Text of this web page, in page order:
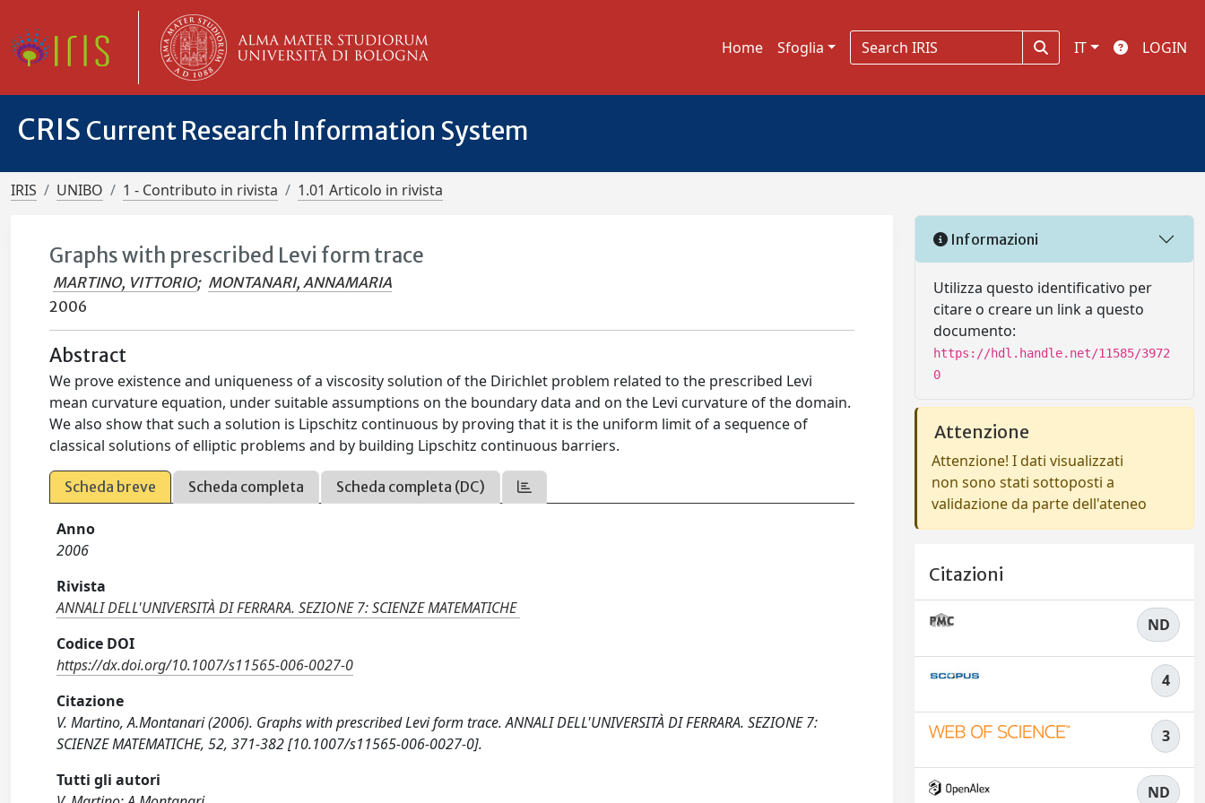
Home Sfoglia IT LOGIN
CRIS Current Research Information System
IRIS UNIBO 1 - Contributo in rivista 1.01 Articolo in rivista
Graphs with prescribed Levi form trace
MARTINO, VITTORIO; MONTANARI, ANNAMARIA
2006
Abstract
We prove existence and uniqueness of a viscosity solution of the Dirichlet problem related to the prescribed Levi
mean curvature equation, under suitable assumptions on the boundary data and on the Levi curvature of the domain.
We also show that such a solution is Lipschitz continuous by proving that it is the uniform limit of a sequence of
classical solutions of elliptic problems and by building Lipschitz continuous barriers.
Scheda breve Scheda completa Scheda completa (DC)
Anno
2006
Rivista
ANNALI DELL'UNIVERSITÀ DI FERRARA. SEZIONE 7: SCIENZE MATEMATICHE
Codice DOI
https://dx.doi.org/10.1007/s11565-006-0027-0
Citazione
V. Martino, A.Montanari (2006). Graphs with prescribed Levi form trace. ANNALI DELL'UNIVERSITÀ DI FERRARA. SEZIONE 7:
SCIENZE MATEMATICHE, 52, 371-382 [10.1007/s11565-006-0027-0].
Tutti gli autori
Informazioni
Utilizza questo identificativo per
citare o creare un link a questo
documento:
https://hdl.handle.net/11585/3972
0
Attenzione
Attenzione! I dati visualizzati
non sono stati sottoposti a
validazione da parte dell'ateneo
Citazioni
ND
4
3
ND